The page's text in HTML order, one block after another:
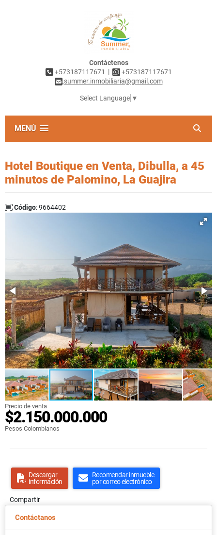
Contáctenos
+573187117671
|
+573187117671
summer.inmobiliaria@gmail.com
Select Language ▼
MENÚ
Hotel Boutique en Venta, Dibulla, a 45
minutos de Palomino, La Guajira
Código: 9664402
Precio de venta
$2.150.000.000
Pesos Colombianos
Descargar
información
Recomendar inmueble
por correo electrónico
Compartir
Contáctanos